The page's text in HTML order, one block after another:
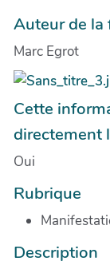
Auteur de la
Marc Egrot
Cette
directement
Oui
Rubrique
Description